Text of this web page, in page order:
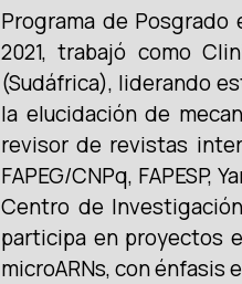
Programa de
2021, trabajó como
(Sudáfrica), liderando
la elucidación de
revisor de revistas
FAPEG/CNPq,
Centro de
participa en proyectos
microARNs, con énfasis